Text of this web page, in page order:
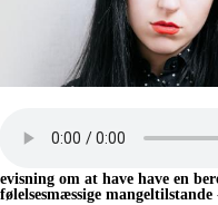
om at have have en
følelsesmæssige mangeltilstande